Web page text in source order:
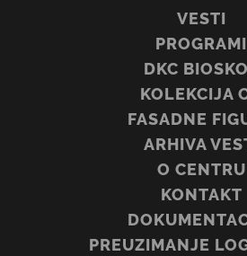
VESTI
PROGRAMI
DKC
KOLEKCIJA
FASADNE
ARHIVA
O CENTRU
KONTAKT
PREUZIMANJE